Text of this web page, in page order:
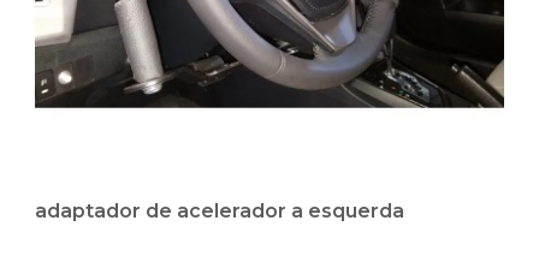
adaptador de acelerador a esquerda